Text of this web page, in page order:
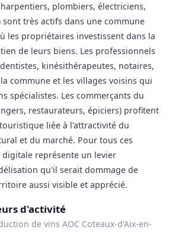
plombiers, électriciens,
très actifs dans une commune
les propriétaires investissent dans la
de leurs biens. Les professionnels
kinésithérapeutes, notaires,
commune et les villages voisins qui
spécialistes. Les commerçants du
restaurateurs, épiciers) profitent
liée à l'attractivité du
et du marché. Pour tous ces
digitale représente un levier
qu'il serait dommage de
aussi visible et apprécié.
d'activité
de vins AOC Coteaux-d'Aix-en-